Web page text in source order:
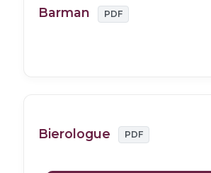
Barman PDF
Bierologue PDF